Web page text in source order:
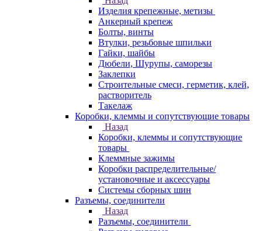
Изделия крепежные, метизы
Анкерный крепеж
Болты, винты
Втулки, резьбовые шпильки
Гайки, шайбы
Дюбели, Шурупы, саморезы
Заклепки
Строительные смеси, герметик, клей,
растворитель
Такелаж
Коробки, клеммы и сопутствующие товары
Назад
Коробки, клеммы и сопутствующие
товары
Клеммные зажимы
Коробки распределительные/
установочные и аксессуары
Системы сборных шин
Разъемы, соединители
Назад
Разъемы, соединители